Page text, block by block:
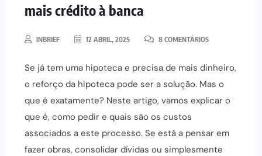
mais crédito à banca
INBRIEF 12 ABRIL, 2025 8 COMENTÁRIOS
Se já tem uma hipoteca e precisa de mais dinheiro,
o reforço da hipoteca pode ser a solução. Mas o
que é exatamente? Neste artigo, vamos explicar o
que é, como pedir e quais são os custos
associados a este processo. Se está a pensar em
fazer obras, consolidar dívidas ou simplesmente